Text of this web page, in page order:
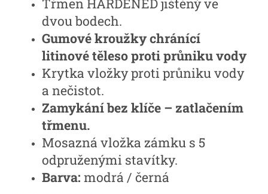
Třmen HARDENED jištěný ve
dvou bodech.
Gumové kroužky chránící
litinové těleso proti průniku vody
Krytka vložky proti průniku vody
a nečistot.
Zamykání bez klíče – zatlačením
třmenu.
Mosazná vložka zámku s 5
odpruženými stavítky.
Barva: modrá / černá